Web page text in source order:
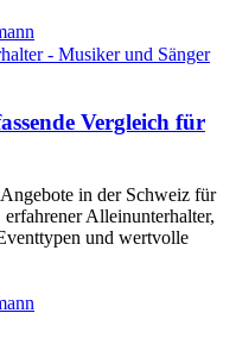
Vergleich für
in der Schweiz für
Alleinunterhalter,
und wertvolle